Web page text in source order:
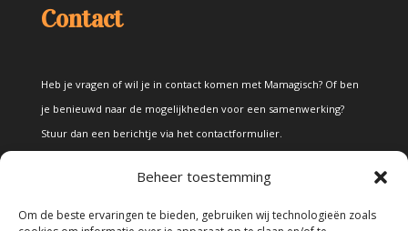
Beheer toestemming
Om de beste ervaringen te bieden, gebruiken wij technologieën zoals
Contact
Heb je vragen of wil je in contact komen met Mamagisch? Of ben
je benieuwd naar de mogelijkheden voor een samenwerking?
Stuur dan een berichtje via het contactformulier.